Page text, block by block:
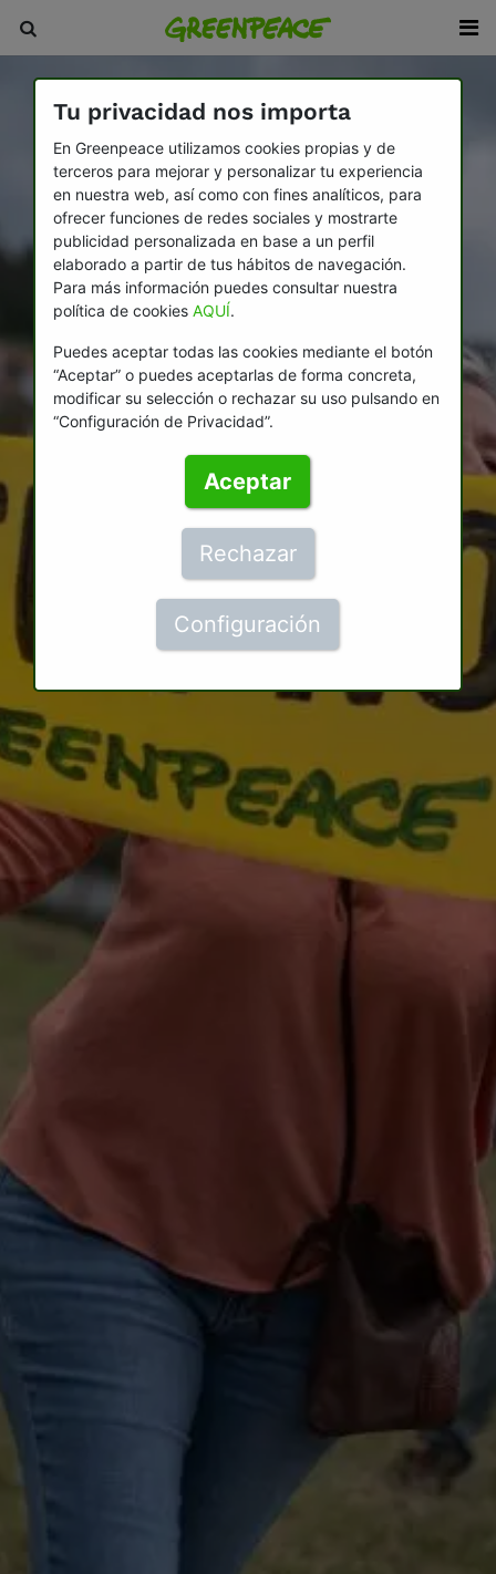
Tu privacidad nos importa
En Greenpeace utilizamos cookies propias y de
terceros para mejorar y personalizar tu experiencia
en nuestra web, así como con fines analíticos, para
ofrecer funciones de redes sociales y mostrarte
publicidad personalizada en base a un perfil
elaborado a partir de tus hábitos de navegación.
Para más información puedes consultar nuestra
política de cookies AQUÍ.
Puedes aceptar todas las cookies mediante el botón
“Aceptar” o puedes aceptarlas de forma concreta,
modificar su selección o rechazar su uso pulsando en
“Configuración de Privacidad”.
Aceptar
Rechazar
Configuración